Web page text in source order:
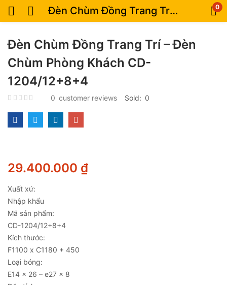
Đèn Chùm Đồng Trang Trí – Đèn Chùm Phòng Khách CD-1204/12+8+4 0
Đèn Chùm Đồng Trang Trí – Đèn
Chùm Phòng Khách CD-
1204/12+8+4
0 customer reviews Sold: 0
29.400.000 ₫
Xuất xứ:
Nhập khẩu
Mã sản phẩm:
CD-1204/12+8+4
Kích thước:
F1100 x C1180 + 450
Loại bóng:
E14 x 26 – e27 x 8